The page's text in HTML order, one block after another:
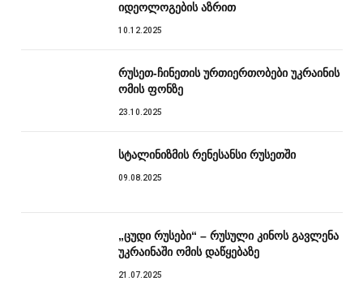
იდეოლოგების აზრით
10.12.2025
რუსეთ-ჩინეთის ურთიერთობები უკრაინის
ომის ფონზე
23.10.2025
სტალინიზმის რენესანსი რუსეთში
09.08.2025
„ცუდი რუსები“ – რუსული კინოს გავლენა
უკრაინაში ომის დაწყებაზე
21.07.2025